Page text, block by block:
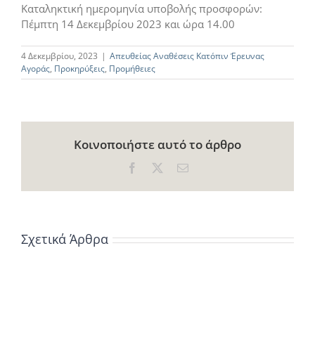
Καταληκτική ημερομηνία υποβολής προσφορών:
Πέμπτη 14 Δεκεμβρίου 2023 και ώρα 14.00
4 Δεκεμβρίου, 2023 | Απευθείας Αναθέσεις Κατόπιν Έρευνας
Αγοράς, Προκηρύξεις, Προμήθειες
Κοινοποιήστε αυτό το άρθρο
Facebook Email
Σχετικά Άρθρα